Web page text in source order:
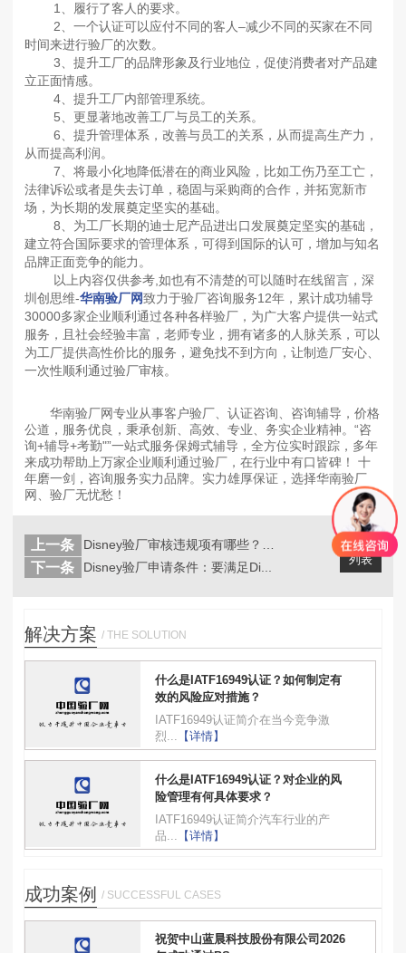
1、履行了客人的要求。
2、一个认证可以应付不同的客人–减少不同的买家在不同
时间来进行验厂的次数。
3、提升工厂的品牌形象及行业地位，促使消费者对产品建
立正面情感。
4、提升工厂内部管理系统。
5、更显著地改善工厂与员工的关系。
6、提升管理体系，改善与员工的关系，从而提高生产力，
从而提高利润。
7、将最小化地降低潜在的商业风险，比如工伤乃至工亡，
法律诉讼或者是失去订单，稳固与采购商的合作，并拓宽新市
场，为长期的发展奠定坚实的基础。
8、为工厂长期的迪士尼产品进出口发展奠定坚实的基础，
建立符合国际要求的管理体系，可得到国际的认可，增加与知名
品牌正面竞争的能力。
以上内容仅供参考,如也有不清楚的可以随时在线留言，深
圳创思维-华南验厂网致力于验厂咨询服务12年，累计成功辅导
30000多家企业顺利通过各种各样验厂，为广大客户提供一站式
服务，且社会经验丰富，老师专业，拥有诸多的人脉关系，可以
为工厂提供高性价比的服务，避免找不到方向，让制造厂安心、
一次性顺利通过验厂审核。
华南验厂网专业从事客户验厂、认证咨询、咨询辅导，价格
公道，服务优良，秉承创新、高效、专业、务实企业精神。“咨
询+辅导+考勤"”一站式服务保姆式辅导，全方位实时跟踪，多年
来成功帮助上万家企业顺利通过验厂，在行业中有口皆碑！ 十
年磨一剑，咨询服务实力品牌。实力雄厚保证，选择华南验厂
网、验厂无忧愁！
返回
列表
上一条
下一条 Disney验厂申请条件：要满足Di...
解决方案 / THE SOLUTION
什么是IATF16949认证？如何制定有
效的风险应对措施？
IATF16949认证简介在当今竞争激
烈...
【详情】
什么是IATF16949认证？对企业的风
险管理有何具体要求？
IATF16949认证简介汽车行业的产
品...
【详情】
成功案例 / SUCCESSFUL CASES
祝贺中山蓝晨科技股份有限公司2026